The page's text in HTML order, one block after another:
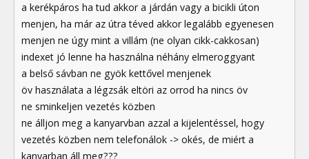
a kerékpáros ha tud akkor a járdán vagy a bicikli úton
menjen, ha már az útra téved akkor legalább egyenesen
menjen ne úgy mint a villám (ne olyan cikk-cakkosan)
indexet jó lenne ha használna néhány elmeroggyant
a belső sávban ne gyök kettővel menjenek
öv használata a légzsák eltöri az orrod ha nincs öv
ne sminkeljen vezetés közben
ne álljon meg a kanyarvban azzal a kijelentéssel, hogy
vezetés közben nem telefonálok -> okés, de miért a
kanyarban áll meg???